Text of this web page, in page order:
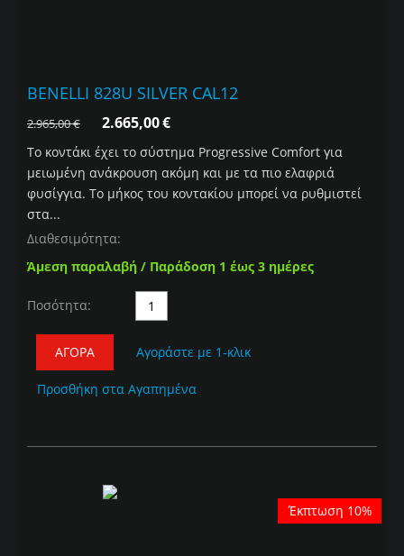
BENELLI 828U SILVER CAL12
2.965,00€ 2.665,00€
Το κοντάκι έχει το σύστημα Progressive Comfort για
μειωμένη ανάκρουση ακόμη και με τα πιο ελαφριά
φυσίγγια. Το μήκος του κοντακίου μπορεί να ρυθμιστεί
στα...
Διαθεσιμότητα:
Άμεση παραλαβή / Παράδοση 1 έως 3 ημέρες
Ποσότητα:
ΑΓΟΡΆ Αγοράστε με 1-κλικ
Προσθήκη στα Αγαπημένα
Έκπτωση 10%